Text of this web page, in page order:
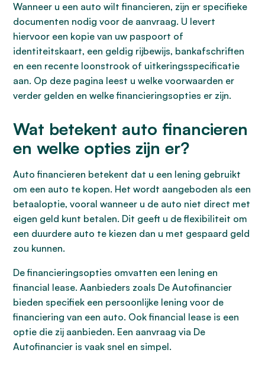
Wanneer u een auto wilt financieren, zijn er specifieke
documenten nodig voor de aanvraag. U levert
hiervoor een kopie van uw paspoort of
identiteitskaart, een geldig rijbewijs, bankafschriften
en een recente loonstrook of uitkeringsspecificatie
aan. Op deze pagina leest u welke voorwaarden er
verder gelden en welke financieringsopties er zijn.
Wat betekent auto financieren
en welke opties zijn er?
Auto financieren betekent dat u een lening gebruikt
om een auto te kopen. Het wordt aangeboden als een
betaaloptie, vooral wanneer u de auto niet direct met
eigen geld kunt betalen. Dit geeft u de flexibiliteit om
een duurdere auto te kiezen dan u met gespaard geld
zou kunnen.
De financieringsopties omvatten een lening en
financial lease. Aanbieders zoals De Autofinancier
bieden specifiek een persoonlijke lening voor de
financiering van een auto. Ook financial lease is een
optie die zij aanbieden. Een aanvraag via De
Autofinancier is vaak snel en simpel.